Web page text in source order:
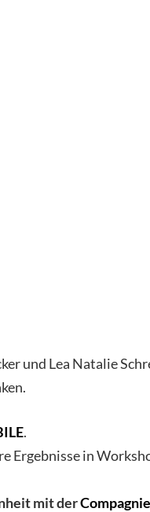
und Lea Natalie
.
Ergebnisse in
mit der